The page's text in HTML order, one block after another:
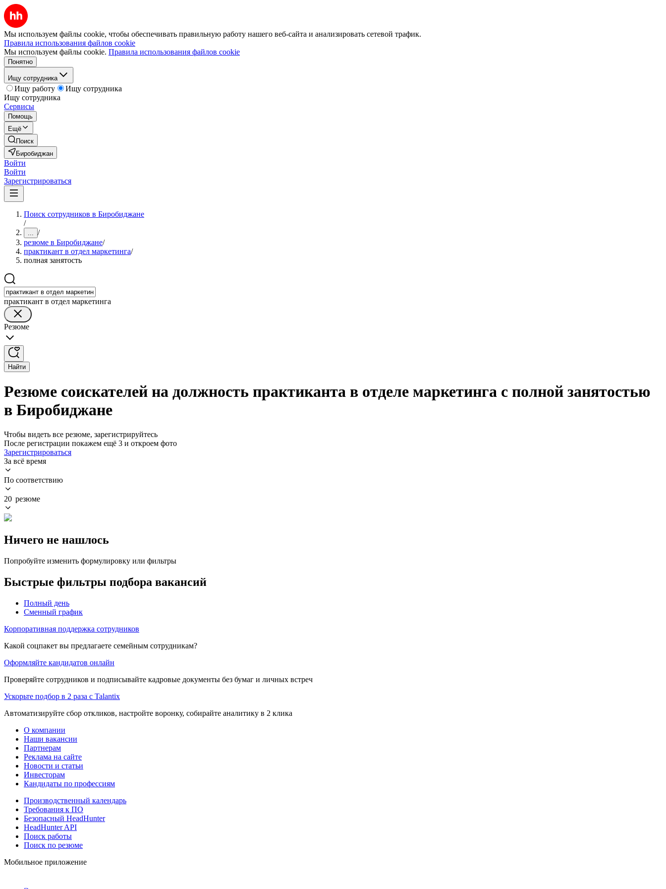
Мы используем файлы cookie, чтобы обеспечивать правильную работу нашего веб-сайта и анализировать сетевой трафик.
Правила использования файлов cookie
Мы используем файлы cookie. Правила использования файлов cookie
Понятно
Ищу сотрудника
Ищу работу
Ищу сотрудника
Ищу сотрудника
Сервисы
Помощь
Ещё
Поиск
Биробиджан
Войти
Войти
Зарегистрироваться
Поиск сотрудников в Биробиджане
/
... /
резюме в Биробиджане/
практикант в отдел маркетинга/
полная занятость
практикант в отдел маркетинга
Резюме
Найти
Резюме соискателей на должность практиканта в отделе маркетинга с полной занятостью
в Биробиджане
Чтобы видеть все резюме, зарегистрируйтесь
После регистрации покажем ещё 3 и откроем фото
Зарегистрироваться
За всё время
По соответствию
20 резюме
Ничего не нашлось
Попробуйте изменить формулировку или фильтры
Быстрые фильтры подбора вакансий
Полный день
Сменный график
Корпоративная поддержка сотрудников
Какой соцпакет вы предлагаете семейным сотрудникам?
Оформляйте кандидатов онлайн
Проверяйте сотрудников и подписывайте кадровые документы без бумаг и личных встреч
Ускорьте подбор в 2 раза с Talantix
Автоматизируйте сбор откликов, настройте воронку, собирайте аналитику в 2 клика
О компании
Наши вакансии
Партнерам
Реклама на сайте
Новости и статьи
Инвесторам
Кандидаты по профессиям
Производственный календарь
Требования к ПО
Безопасный HeadHunter
HeadHunter API
Поиск работы
Поиск по резюме
Мобильное приложение